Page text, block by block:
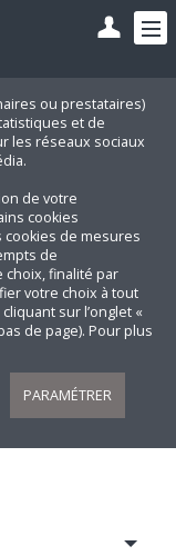
ou prestataires)
et de
les réseaux sociaux
de votre
cookies
de mesures
de
choix, finalité par
votre choix à tout
sur l’onglet «
de page). Pour plus
PARAMÉTRER